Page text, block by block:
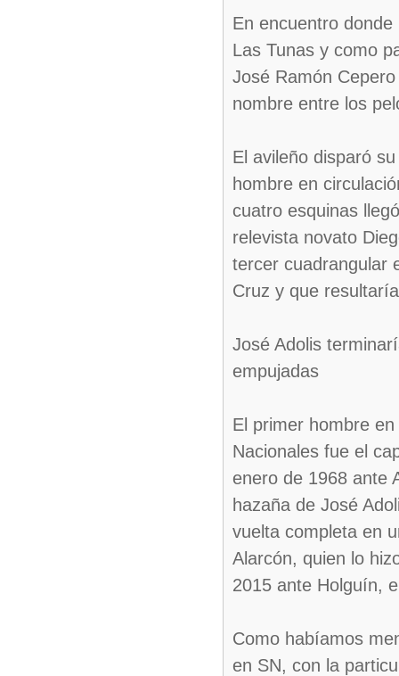
En encuentro
Las Tunas y como
José Ramón
nombre entre los
El avileño disparó
hombre en
cuatro esquinas
relevista novato
tercer cuadrangular
Cruz y que
José Adolis
empujadas
El primer hombre
Nacionales fue el
enero de 1968 ante
hazaña de José
vuelta completa en
Alarcón, quien lo
2015 ante Holguín,
Como habíamos
en SN, con la